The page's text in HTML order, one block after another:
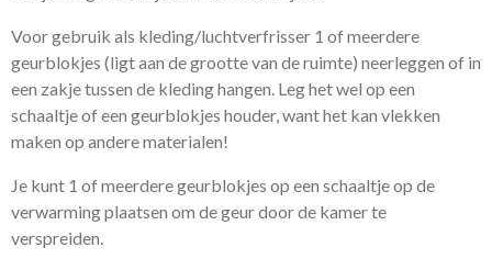
Voor gebruik als kleding/luchtverfrisser 1 of meerdere
geurblokjes (ligt aan de grootte van de ruimte) neerleggen of in
een zakje tussen de kleding hangen. Leg het wel op een
schaaltje of een geurblokjes houder, want het kan vlekken
maken op andere materialen!
Je kunt 1 of meerdere geurblokjes op een schaaltje op de
verwarming plaatsen om de geur door de kamer te
verspreiden.